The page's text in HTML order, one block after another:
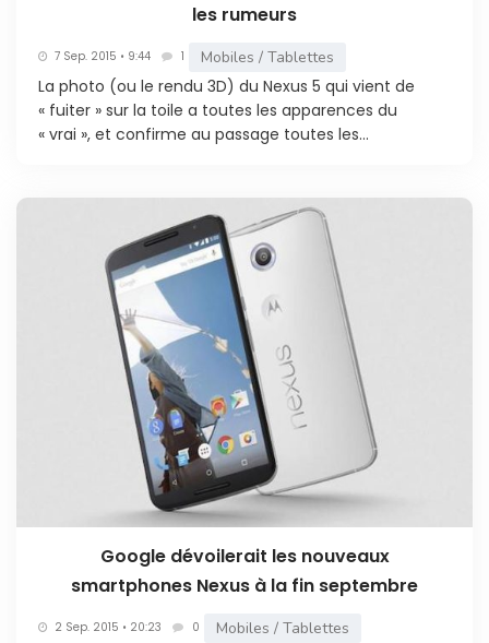
les rumeurs
7 Sep. 2015 • 9:44 1 Mobiles / Tablettes
La photo (ou le rendu 3D) du Nexus 5 qui vient de
« fuiter » sur la toile a toutes les apparences du
« vrai », et confirme au passage toutes les...
Google dévoilerait les nouveaux
smartphones Nexus à la fin septembre
2 Sep. 2015 • 20:23 0 Mobiles / Tablettes